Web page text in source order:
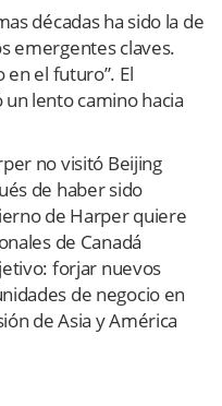
décadas ha sido la de
emergentes claves.
el futuro”. El
lento camino hacia
no visitó Beijing
de haber sido
de Harper quiere
de Canadá
forjar nuevos
de negocio en
de Asia y América